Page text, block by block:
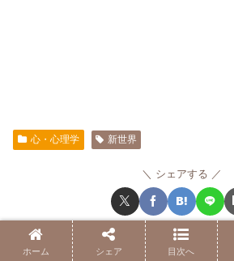
心・心理学 新世界
シェアする
よっしーをフォローする
ホーム シェア 目次へ